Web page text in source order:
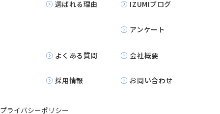
選ばれる理由 IZUMIブログ
アンケート
よくある質問 会社概要
採用情報 お問い合わせ
プライバシーポリシー